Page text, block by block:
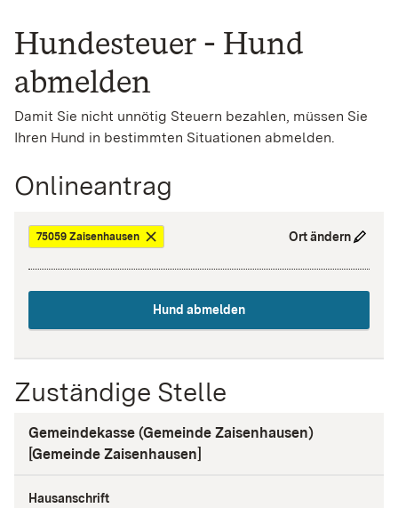
Hundesteuer - Hund
abmelden
Damit Sie nicht unnötig Steuern bezahlen, müssen Sie
Ihren Hund in bestimmten Situationen abmelden.
Onlineantrag
75059 Zaisenhausen Ort ändern
Hund abmelden
Zuständige Stelle
Gemeindekasse (Gemeinde Zaisenhausen)
[Gemeinde Zaisenhausen]
Hausanschrift